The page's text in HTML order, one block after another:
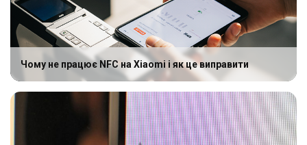
Чому не працює NFC на Xiaomi і як це виправити